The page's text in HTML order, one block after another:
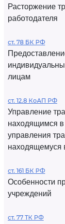
Расторжение
работодателя
ст. 78 БК РФ
лицам
ст. 12.8 КоАП РФ
Управление
находящимся в
управления
находящемуся
ст. 161 БК РФ
Особенности
учреждений
ст. 77 ТК РФ